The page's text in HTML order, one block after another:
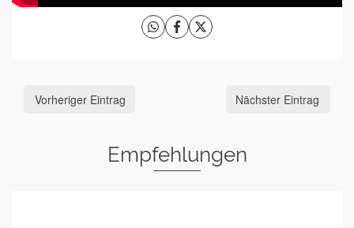
Vorheriger Eintrag Nächster Eintrag
Empfehlungen